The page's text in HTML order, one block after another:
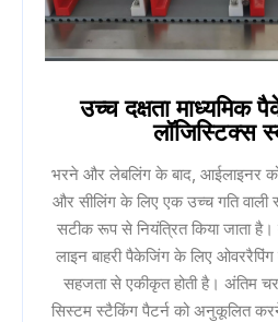
उच्च दक्षता माध्यमिक
लॉजिस्टिक्स
भरने और लेबलिंग के बाद, आईलाइनर को
और सीलिंग के लिए एक उच्च गति वाली
सटीक रूप से नियंत्रित किया जाता
लाइन बाहरी पैकेजिंग के लिए
सहजता से एकीकृत होती है। अंतिम
सिस्टम स्टैकिंग पैटर्न को अनुकूलित करने